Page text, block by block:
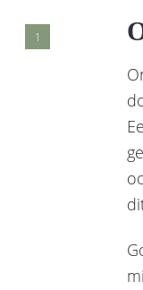
1